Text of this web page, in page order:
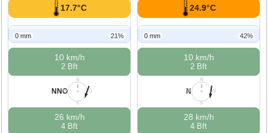
17.7°C
0 mm 21%
10 km/h
2 Bft
N
O
S
W
NNO
26 km/h
4 Bft
24.9°C
0 mm 42%
10 km/h
2 Bft
N
O
S
W
N
28 km/h
4 Bft